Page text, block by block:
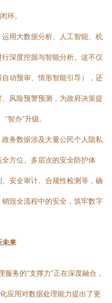
环。
运用大数据分析、人工智能、机
深度挖掘与智能分析。这不仅
动预审、情形智能引导），还
风险预警预测，为政府决策提
智办”升级。
政务数据涉及大量公民个人隐私
方位、多层次的安全防护体
安全审计、合规性检测等，确
毁全流程中的安全，筑牢数字
未来
服务的“支撑力”正在深度融合，
应用对数据处理能力提出了更